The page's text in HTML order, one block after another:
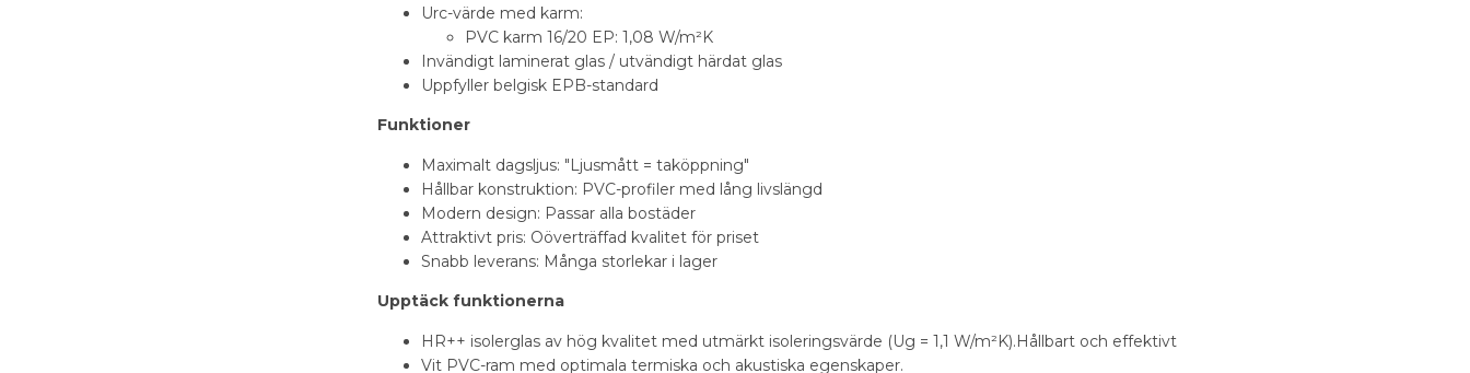
Urc-värde med karm:
PVC karm 16/20 EP: 1,08 W/m²K
Invändigt laminerat glas / utvändigt härdat glas
Uppfyller belgisk EPB-standard
Funktioner
Maximalt dagsljus: "Ljusmått = taköppning"
Hållbar konstruktion: PVC-profiler med lång livslängd
Modern design: Passar alla bostäder
Attraktivt pris: Oöverträffad kvalitet för priset
Snabb leverans: Många storlekar i lager
Upptäck funktionerna
HR++ isolerglas av hög kvalitet med utmärkt isoleringsvärde (Ug = 1,1 W/m²K).Hållbart och effektivt
Vit PVC-ram med optimala termiska och akustiska egenskaper.